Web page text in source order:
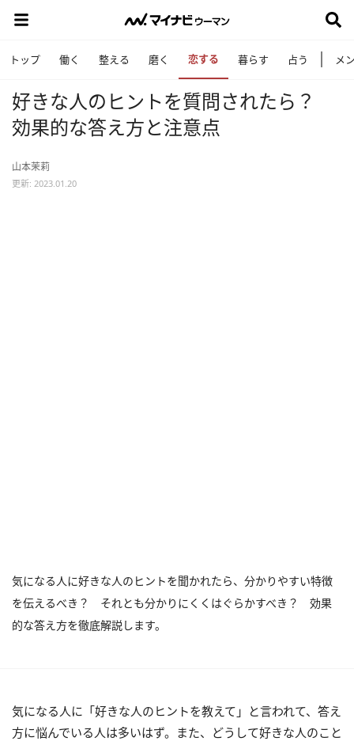
トップ 働く 整える 磨く 恋する 暮らす 占う メ
好きな人のヒントを質問されたら？
効果的な答え方と注意点
山本茉莉
更新: 2023.01.20
気になる人に好きな人のヒントを聞かれたら、分かりやすい特徴
を伝えるべき？ それとも分かりにくくはぐらかすべき？ 効果
的な答え方を徹底解説します。
気になる人に「好きな人のヒントを教えて」と言われて、答え
方に悩んでいる人は多いはず。また、どうして好きな人のこと